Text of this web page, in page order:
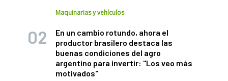
Maquinarias y vehículos
En un cambio rotundo, ahora el
productor brasilero destaca las
buenas condiciones del agro
argentino para invertir: "Los veo más
motivados"